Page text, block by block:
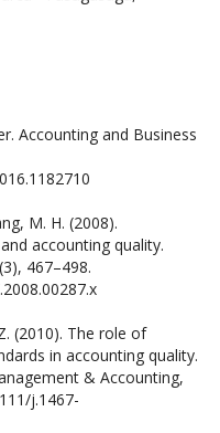
Accounting and Business
M. H. (2008).
accounting quality.
467–498.
(2010). The role of
in accounting quality.
& Accounting,
j.1467-